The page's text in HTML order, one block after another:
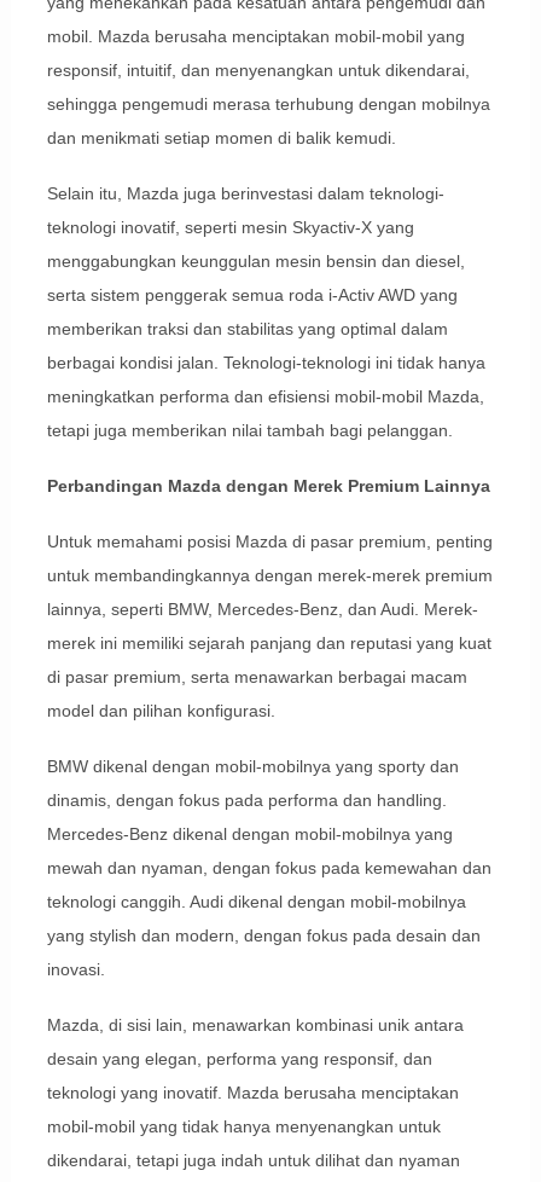
mobil. Mazda berusaha menciptakan mobil-mobil yang
responsif, intuitif, dan menyenangkan untuk dikendarai,
sehingga pengemudi merasa terhubung dengan mobilnya
dan menikmati setiap momen di balik kemudi.
Selain itu, Mazda juga berinvestasi dalam teknologi-
teknologi inovatif, seperti mesin Skyactiv-X yang
menggabungkan keunggulan mesin bensin dan diesel,
serta sistem penggerak semua roda i-Activ AWD yang
memberikan traksi dan stabilitas yang optimal dalam
berbagai kondisi jalan. Teknologi-teknologi ini tidak hanya
meningkatkan performa dan efisiensi mobil-mobil Mazda,
tetapi juga memberikan nilai tambah bagi pelanggan.
Perbandingan Mazda dengan Merek Premium Lainnya
Untuk memahami posisi Mazda di pasar premium, penting
untuk membandingkannya dengan merek-merek premium
lainnya, seperti BMW, Mercedes-Benz, dan Audi. Merek-
merek ini memiliki sejarah panjang dan reputasi yang kuat
di pasar premium, serta menawarkan berbagai macam
model dan pilihan konfigurasi.
BMW dikenal dengan mobil-mobilnya yang sporty dan
dinamis, dengan fokus pada performa dan handling.
Mercedes-Benz dikenal dengan mobil-mobilnya yang
mewah dan nyaman, dengan fokus pada kemewahan dan
teknologi canggih. Audi dikenal dengan mobil-mobilnya
yang stylish dan modern, dengan fokus pada desain dan
inovasi.
Mazda, di sisi lain, menawarkan kombinasi unik antara
desain yang elegan, performa yang responsif, dan
teknologi yang inovatif. Mazda berusaha menciptakan
mobil-mobil yang tidak hanya menyenangkan untuk
dikendarai, tetapi juga indah untuk dilihat dan nyaman